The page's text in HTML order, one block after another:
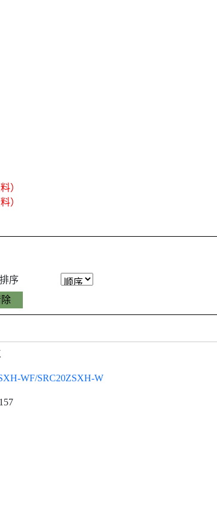
）
）
排序
WF/SRC20ZSXH-W